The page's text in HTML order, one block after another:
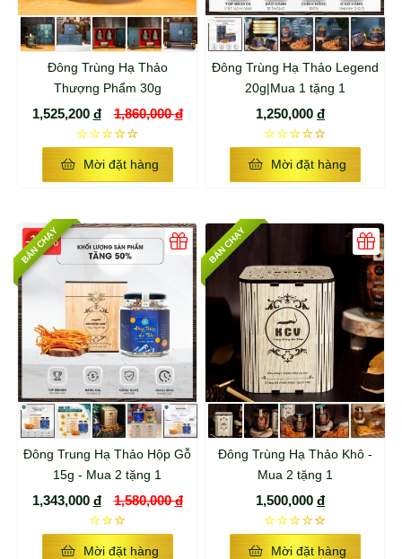
Đông Trùng Hạ Thảo
Thượng Phẩm 30g
1,525,200 đ 1,860,000đ
☆☆☆☆☆
Mời đặt hàng
Đông Trùng Hạ Thảo Legend
20g|Mua 1 tặng 1
1,250,000 đ
☆☆☆☆☆
Mời đặt hàng
Đông Trung Hạ Thảo Hộp Gỗ
15g - Mua 2 tặng 1
1,343,000 đ 1,580,000đ
☆☆☆
Mời đặt hàng
BÁN CHẠY
-15%
Đông Trùng Hạ Thảo Khô -
Mua 2 tặng 1
1,500,000 đ
☆☆☆☆☆
Mời đặt hàng
BÁN CHẠY